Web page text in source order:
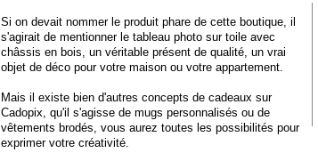
Si on devait nommer le produit phare de cette boutique, il
s'agirait de mentionner le tableau photo sur toile avec
châssis en bois, un véritable présent de qualité, un vrai
objet de déco pour votre maison ou votre appartement.
Mais il existe bien d'autres concepts de cadeaux sur
Cadopix, qu'il s'agisse de mugs personnalisés ou de
vêtements brodés, vous aurez toutes les possibilités pour
exprimer votre créativité.